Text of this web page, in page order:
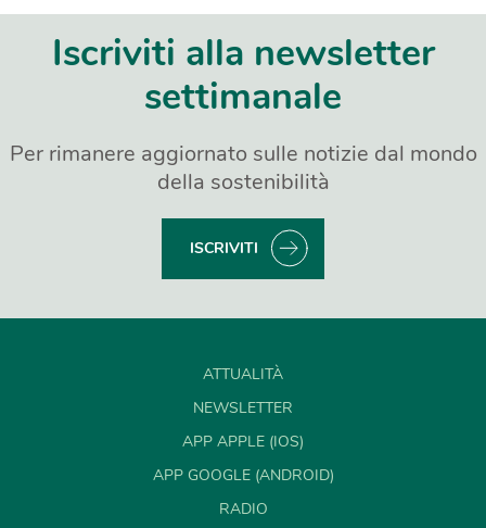
Iscriviti alla newsletter
settimanale
Per rimanere aggiornato sulle notizie dal mondo
della sostenibilità
ISCRIVITI
ATTUALITÀ
NEWSLETTER
APP APPLE (IOS)
APP GOOGLE (ANDROID)
RADIO